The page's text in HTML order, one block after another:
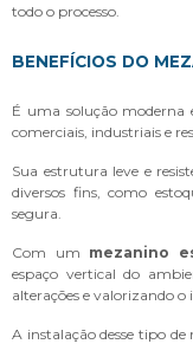
todo o processo.
BENEFÍCIOS DO
É uma solução moderna
comerciais, industriais e
Sua estrutura leve e
diversos fins, como
segura.
Com um mezanino
espaço vertical do
alterações e valorizando
A instalação desse tipo